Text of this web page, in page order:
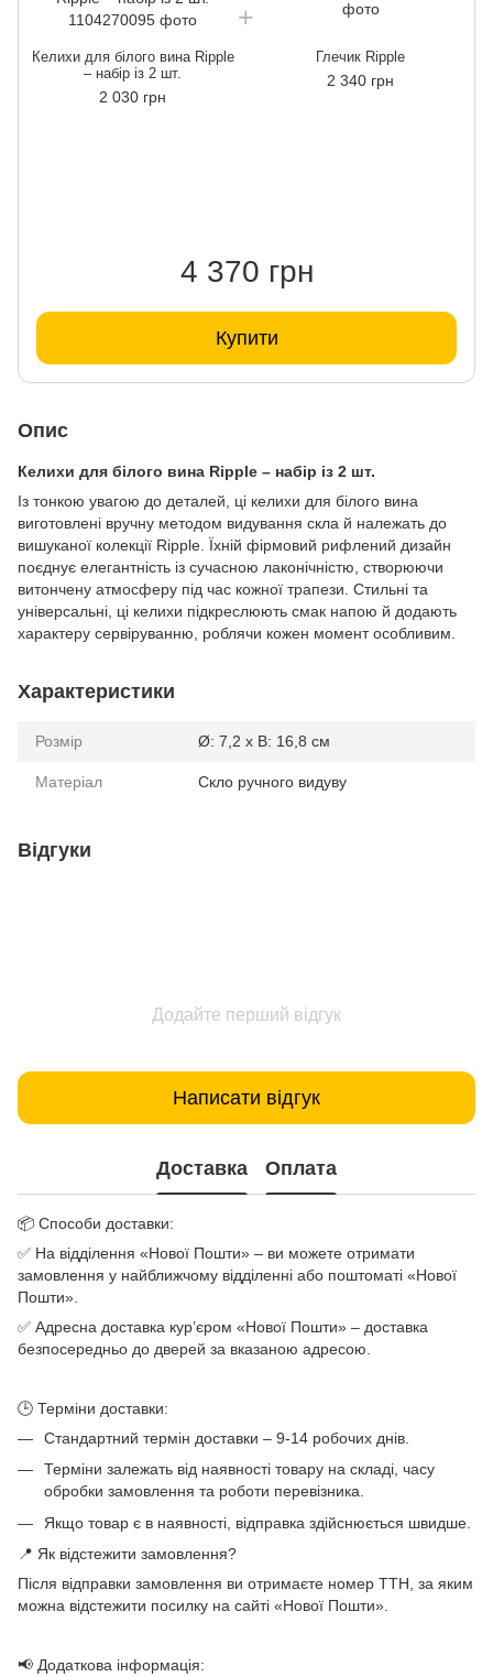
Келихи для білого вина Ripple
– набір із 2 шт.
2 030 грн
Глечик Ripple
2 340 грн
4 370 грн
Купити
Опис
Келихи для білого вина Ripple – набір із 2 шт.
Із тонкою увагою до деталей, ці келихи для білого вина
виготовлені вручну методом видування скла й належать до
вишуканої колекції Ripple. Їхній фірмовий рифлений дизайн
поєднує елегантність із сучасною лаконічністю, створюючи
витончену атмосферу під час кожної трапези. Стильні та
універсальні, ці келихи підкреслюють смак напою й додають
характеру сервіруванню, роблячи кожен момент особливим.
Характеристики
Розмір Ø: 7,2 x В: 16,8 см
Матеріал Скло ручного видуву
Відгуки
Додайте перший відгук
Написати відгук
Доставка Оплата
📦 Способи доставки:
✅ На відділення «Нової Пошти» – ви можете отримати
замовлення у найближчому відділенні або поштоматі «Нової
Пошти».
✅ Адресна доставка кур’єром «Нової Пошти» – доставка
безпосередньо до дверей за вказаною адресою.
🕒 Терміни доставки:
Стандартний термін доставки – 9-14 робочих днів.
Терміни залежать від наявності товару на складі, часу
обробки замовлення та роботи перевізника.
Якщо товар є в наявності, відправка здійснюється швидше.
📍 Як відстежити замовлення?
Після відправки замовлення ви отримаєте номер ТТН, за яким
можна відстежити посилку на сайті «Нової Пошти».
📢 Додаткова інформація: